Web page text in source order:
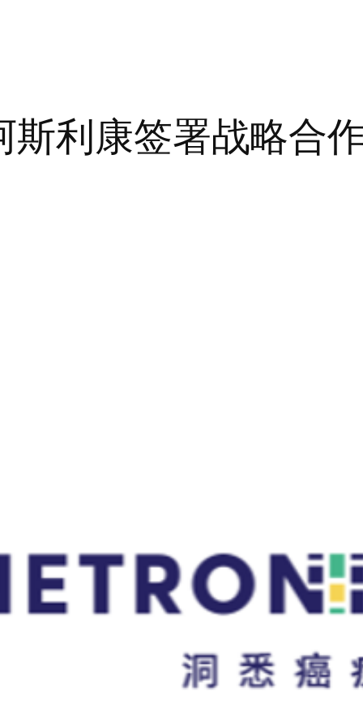
斯利康签署战略合